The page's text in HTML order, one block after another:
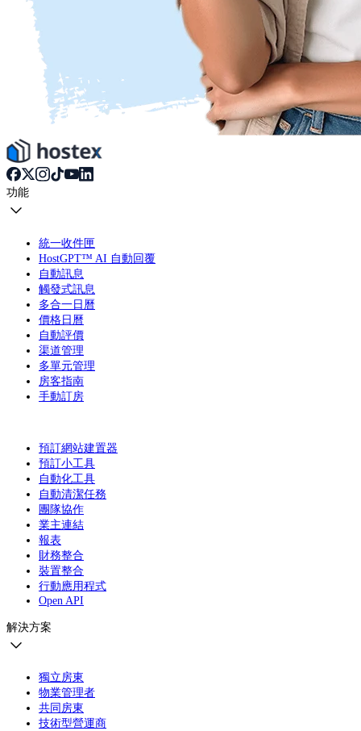
功能
統一收件匣
HostGPT™ AI 自動回覆
自動訊息
觸發式訊息
多合一日曆
價格日曆
自動評價
渠道管理
多單元管理
房客指南
手動訂房
預訂網站建置器
預訂小工具
自動化工具
自動清潔任務
團隊協作
業主連結
報表
財務整合
裝置整合
行動應用程式
Open API
解決方案
獨立房東
物業管理者
共同房東
技術型營運商